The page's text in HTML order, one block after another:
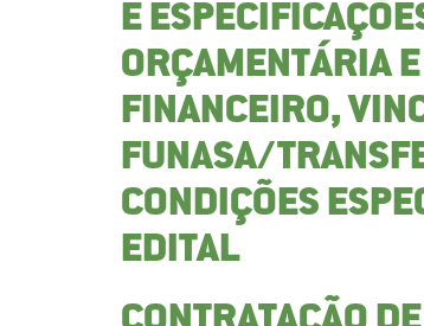
E
ORÇAMENTÁRIA
FINANCEIRO,
FUNASA/
CONDIÇÕES
EDITAL